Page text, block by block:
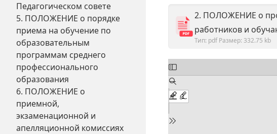
Педагогическом совете
5. ПОЛОЖЕНИЕ о порядке
приема на обучение по
образовательным
программам среднего
профессионального
образования
6. ПОЛОЖЕНИЕ о
приемной,
экзаменационной и
апелляционной комиссиях
2. ПОЛОЖЕНИЕ о
работников и
Тип: pdf Размер: 332.75 kb